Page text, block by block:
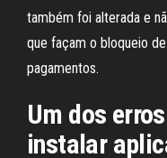
também foi alterada e
que façam o bloqueio
pagamentos.
Um dos
instalar